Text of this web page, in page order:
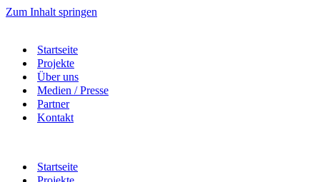
Zum Inhalt springen
Startseite
Projekte
Über uns
Medien / Presse
Partner
Kontakt
Startseite